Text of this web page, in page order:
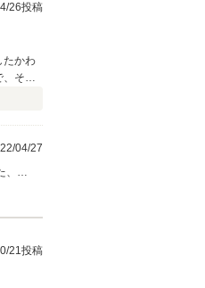
26投稿
たかわ
、その
ですぐ
04/27
21投稿